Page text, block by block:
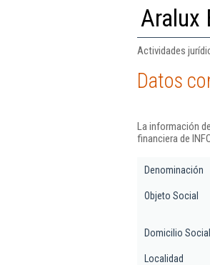
Aralux
Actividades
Datos
La información
financiera de
Denominación
Objeto Social
Domicilio Social
Localidad